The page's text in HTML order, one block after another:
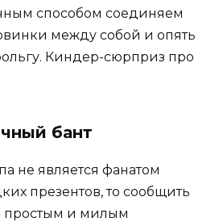
способом соединяем
между собой и опять
Киндер-сюрприз про
бант
не является фанатом
презентов, то сообщить
и милым